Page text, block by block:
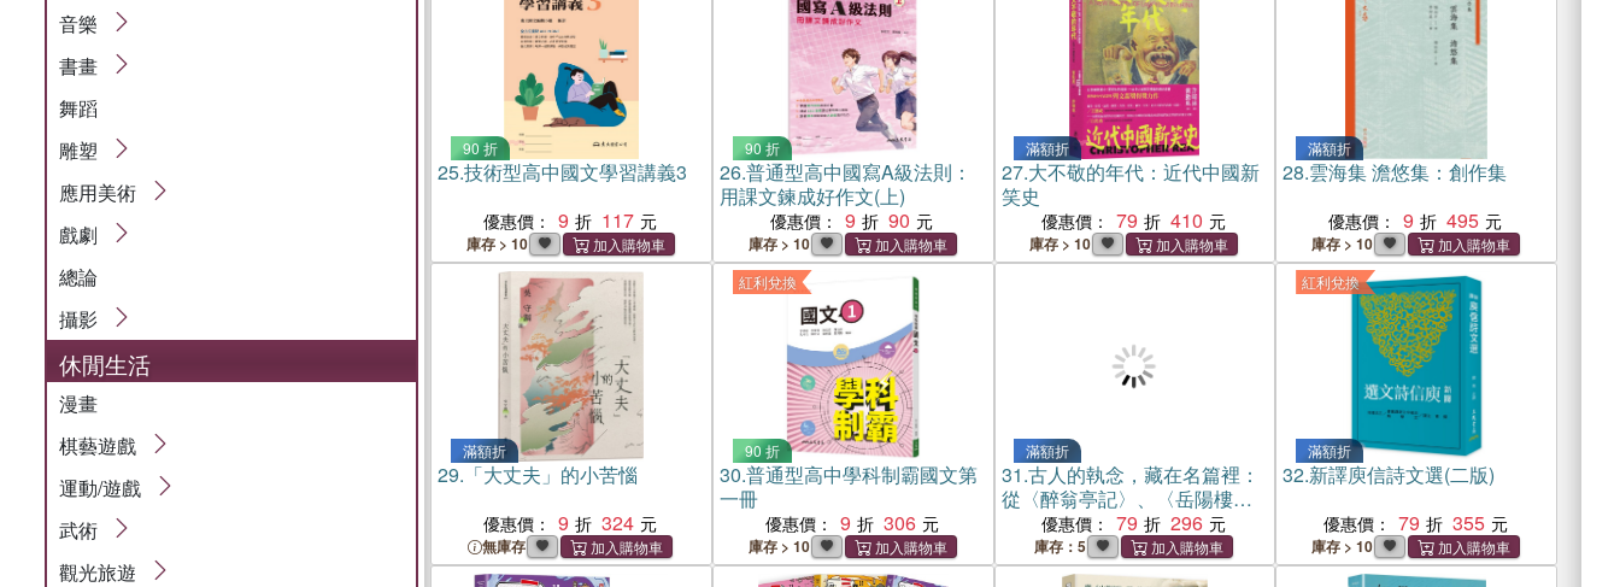
音樂
書畫
舞蹈
雕塑
應用美術
戲劇
總論
攝影
休閒生活
漫畫
棋藝遊戲
運動/遊戲
武術
觀光旅遊
90 折
25.技術型高中國文學習講義3
優惠價： 9 117
庫存 > 10
90 折
26.普通型高中國寫A級法則：
用課文鍊成好作文(上)
優惠價： 9 90
庫存 > 10
滿額折
27.大不敬的年代：近代中國新
笑史
優惠價： 79 410
庫存 > 10
滿額折
28.雲海集 澹悠集：創作集
優惠價： 9 495
庫存 > 10
滿額折
29. 「大丈夫」的小苦惱
優惠價： 9 324
無庫存
紅利兌換
90 折
30.普通型高中學科制霸國文第
一冊
優惠價： 9 306
庫存 > 10
滿額折
31.古人的執念，藏在名篇裡：
從〈醉翁亭記〉、〈岳陽樓
記〉到〈湖心亭看雪〉，讀懂
二十位文豪的人生與成敗
優惠價： 79 296
庫存：5
紅利兌換
滿額折
32.新譯庾信詩文選(二版)
優惠價： 79 355
庫存 > 10